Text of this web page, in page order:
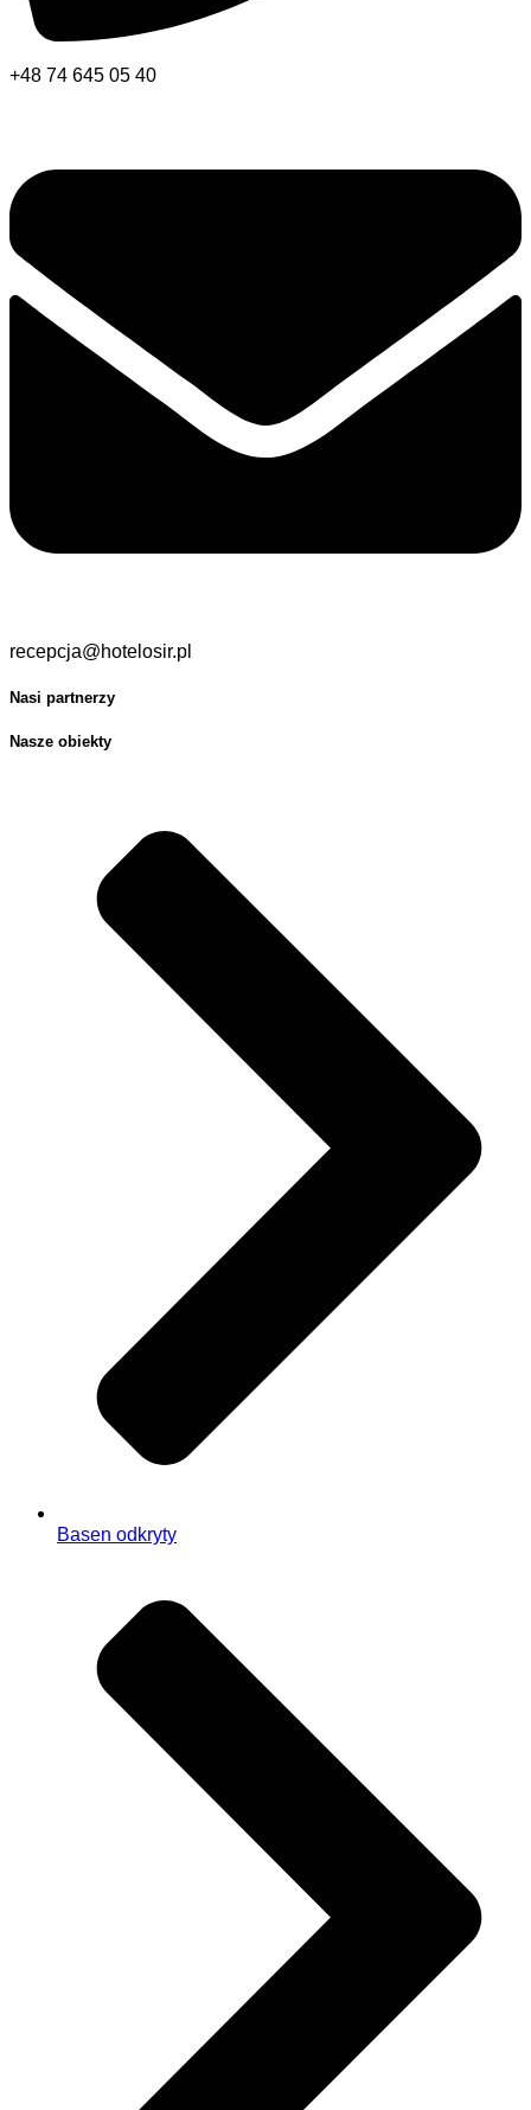
+48 74 645 05 40
recepcja@hotelosir.pl
Nasi partnerzy
Nasze obiekty
Basen odkryty